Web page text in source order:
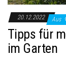
20.12.2022 Aus
Tipps für
im Garten